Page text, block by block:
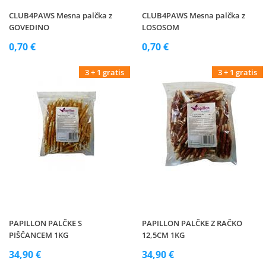
CLUB4PAWS Mesna palčka z
GOVEDINO
0,70 €
CLUB4PAWS Mesna palčka z
LOSOSOM
0,70 €
3 + 1 gratis
PAPILLON PALČKE S
PIŠČANCEM 1KG
34,90 €
3 + 1 gratis
PAPILLON PALČKE Z RAČKO
12,5CM 1KG
34,90 €